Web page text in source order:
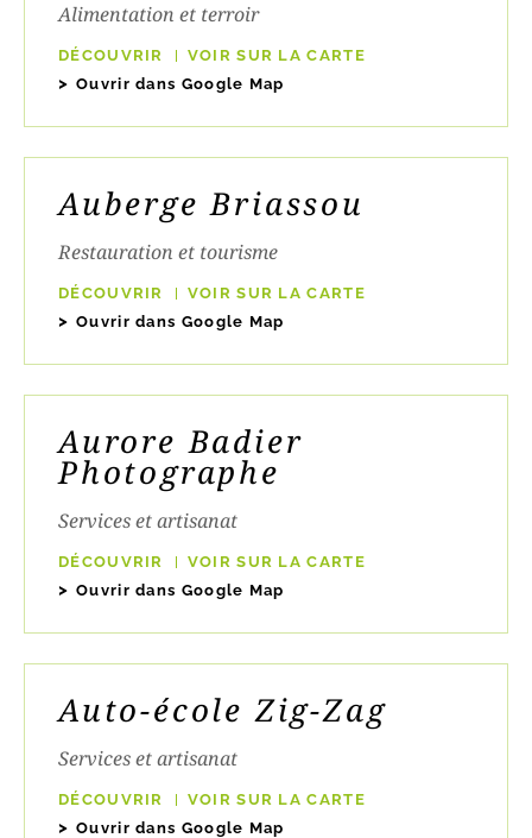
Alimentation et terroir
DÉCOUVRIR
VOIR SUR LA CARTE
Ouvrir dans Google Map
Auberge Briassou
Restauration et tourisme
DÉCOUVRIR
VOIR SUR LA CARTE
Ouvrir dans Google Map
Aurore Badier
Photographe
Services et artisanat
DÉCOUVRIR
VOIR SUR LA CARTE
Ouvrir dans Google Map
Auto-école Zig-Zag
Services et artisanat
DÉCOUVRIR
VOIR SUR LA CARTE
Ouvrir dans Google Map